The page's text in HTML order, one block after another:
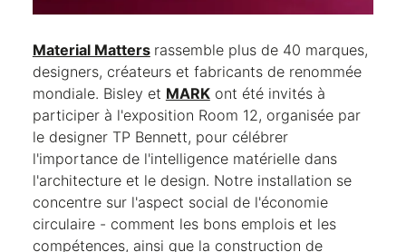
Material Matters rassemble plus de 40 marques,
designers, créateurs et fabricants de renommée
mondiale. Bisley et MARKont été invités à
participer à l'exposition Room 12, organisée par
le designer TP Bennett, pour célébrer
l'importance de l'intelligence matérielle dans
l'architecture et le design. Notre installation se
concentre sur l'aspect social de l'économie
circulaire - comment les bons emplois et les
compétences, ainsi que la construction de